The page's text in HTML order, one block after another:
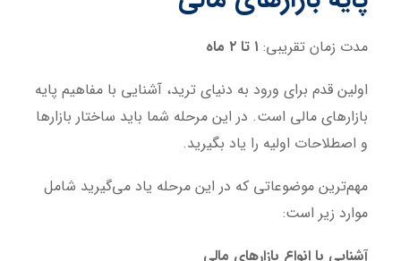
مدت زمان تقریبی: ۱ تا ۲ ماه
اولین قدم برای ورود به دنیای ترید، آشنایی با مفاهیم پایه
بازارهای مالی است. در این مرحله شما باید ساختار بازارها
و اصطلاحات اولیه را یاد بگیرید.
مهم‌ترین موضوعاتی که در این مرحله یاد می‌گیرید شامل
موارد زیر است:
آشنایی با انواع بازارهای مالی